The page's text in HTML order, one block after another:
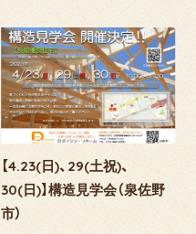
【4.23(日)、29(土祝)、
30(日)】構造見学会（泉佐野
市）